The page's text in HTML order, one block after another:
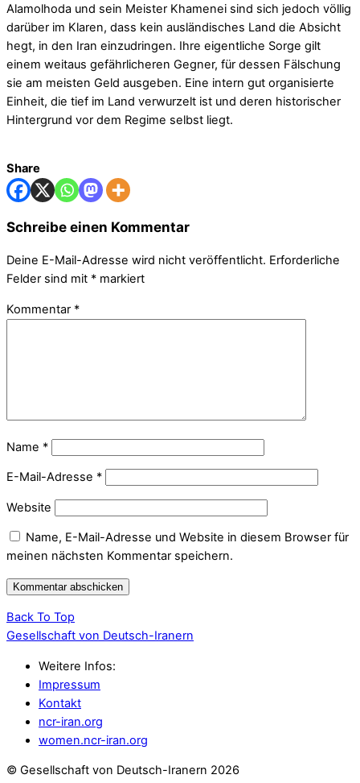
Alamolhoda und sein Meister Khamenei sind sich jedoch völlig
darüber im Klaren, dass kein ausländisches Land die Absicht
hegt, in den Iran einzudringen. Ihre eigentliche Sorge gilt
einem weitaus gefährlicheren Gegner, für dessen Fälschung
sie am meisten Geld ausgeben. Eine intern gut organisierte
Einheit, die tief im Land verwurzelt ist und deren historischer
Hintergrund vor dem Regime selbst liegt.
Share
Schreibe einen Kommentar
Deine E-Mail-Adresse wird nicht veröffentlicht. Erforderliche
Felder sind mit * markiert
Kommentar *
Name *
E-Mail-Adresse *
Website
Name, E-Mail-Adresse und Website in diesem Browser für
meinen nächsten Kommentar speichern.
Back To Top
Gesellschaft von Deutsch-Iranern
Weitere Infos:
Impressum
Kontakt
ncr-iran.org
women.ncr-iran.org
© Gesellschaft von Deutsch-Iranern 2026